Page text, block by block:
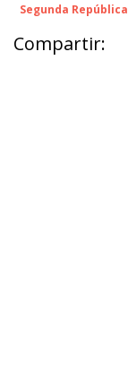
Segunda República
Compartir: